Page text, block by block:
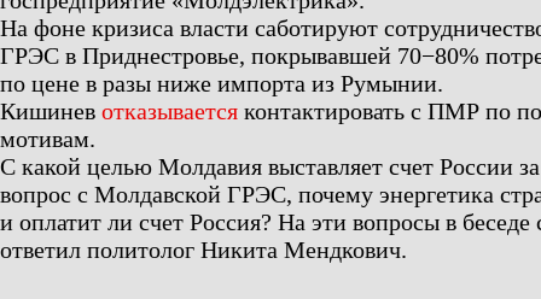
На фоне кризиса власти саботируют
ГРЭС в Приднестровье, покрывавшей 70−80%
по цене в разы ниже импорта из Румынии.
Кишинев отказывается контактировать с ПМР по
мотивам.
С какой целью Молдавия выставляет счет России
вопрос с Молдавской ГРЭС, почему энергетика
и оплатит ли счет Россия? На эти вопросы в
ответил политолог Никита Мендкович.